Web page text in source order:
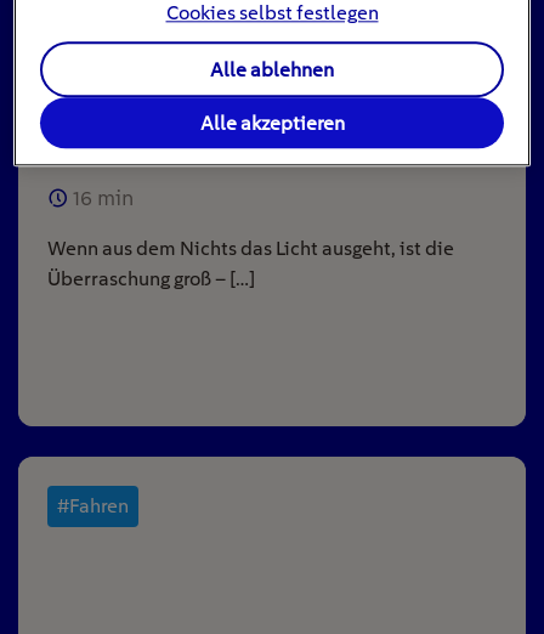
Stromausfall: Das ist zu tun, wenn das Licht
ausgeht
16 min
Wenn aus dem Nichts das Licht ausgeht, ist die
Überraschung groß – […]
#Fahren
Cookies selbst festlegen
Alle ablehnen
Alle akzeptieren